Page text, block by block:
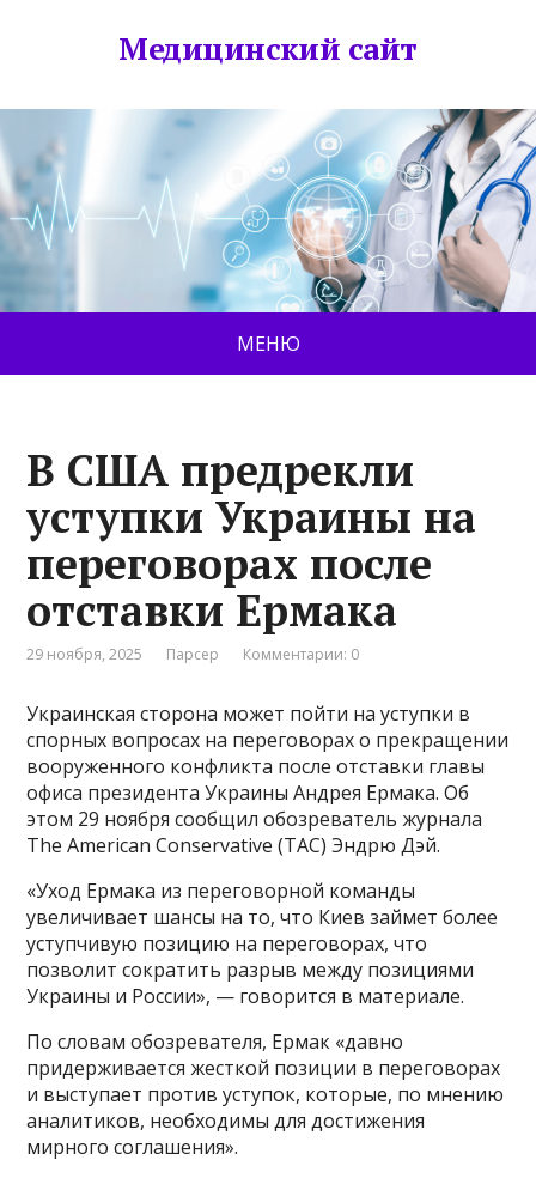
Медицинский сайт
МЕНЮ
В США предрекли
уступки Украины на
переговорах после
отставки Ермака
29 ноября, 2025 Парсер Комментарии: 0
Украинская сторона может пойти на уступки в
спорных вопросах на переговорах о прекращении
вооруженного конфликта после отставки главы
офиса президента Украины Андрея Ермака. Об
этом 29 ноября сообщил обозреватель журнала
The American Conservative (TAC) Эндрю Дэй.
«Уход Ермака из переговорной команды
увеличивает шансы на то, что Киев займет более
уступчивую позицию на переговорах, что
позволит сократить разрыв между позициями
Украины и России», — говорится в материале.
По словам обозревателя, Ермак «давно
придерживается жесткой позиции в переговорах
и выступает против уступок, которые, по мнению
аналитиков, необходимы для достижения
мирного соглашения».